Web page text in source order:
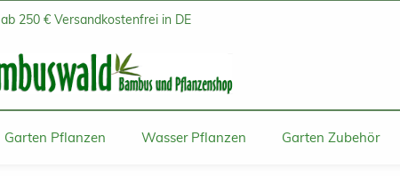
ab 250 € Versandkostenfrei in DE
Garten Pflanzen Wasser Pflanzen Garten Zubehör